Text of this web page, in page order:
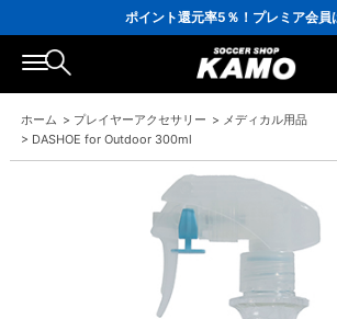
ポイント還元率5％！プレミア会員
会員の方にはお誕生月に「10％OFFクーポン
16,000円(税込)以上でシューズケースプ
3,300円(税込)以上で送料無料！
ホーム > プレイヤーアクセサリー > メディカル用品
> DASHOE for Outdoor 300ml